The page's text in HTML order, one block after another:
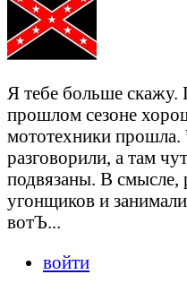
Я тебе больше скажу.
прошлом сезоне
мототехники прошла.
разговорили, а там
подвязаны. В смысле,
угонщиков и
вотЪ...
войти